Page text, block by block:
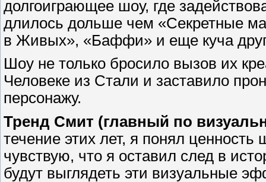
долгоиграющее шоу, где
длилось дольше чем «Секретные
в Живых», «Баффи» и еще куча
Шоу не только бросило вызов их
Человеке из Стали и заставило
персонажу.
Тренд Смит (главный по
течение этих лет, я понял
чувствую, что я оставил след в
будут выглядеть эти визуальные